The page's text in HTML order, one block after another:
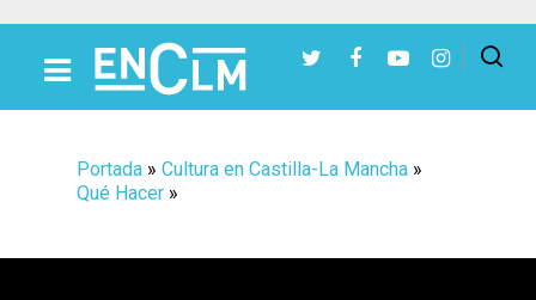
Portada » Cultura en Castilla-La Mancha »
Qué Hacer »